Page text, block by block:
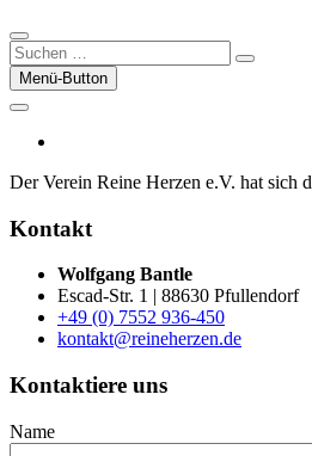
Suchen
…Menü-Button
Der Verein Reine Herzen e.V. hat sich
Kontakt
Wolfgang Bantle
Escad-Str. 1 | 88630 Pfullendorf
+49 (0) 7552 936-450
kontakt@reineherzen.de
Kontaktiere uns
Name